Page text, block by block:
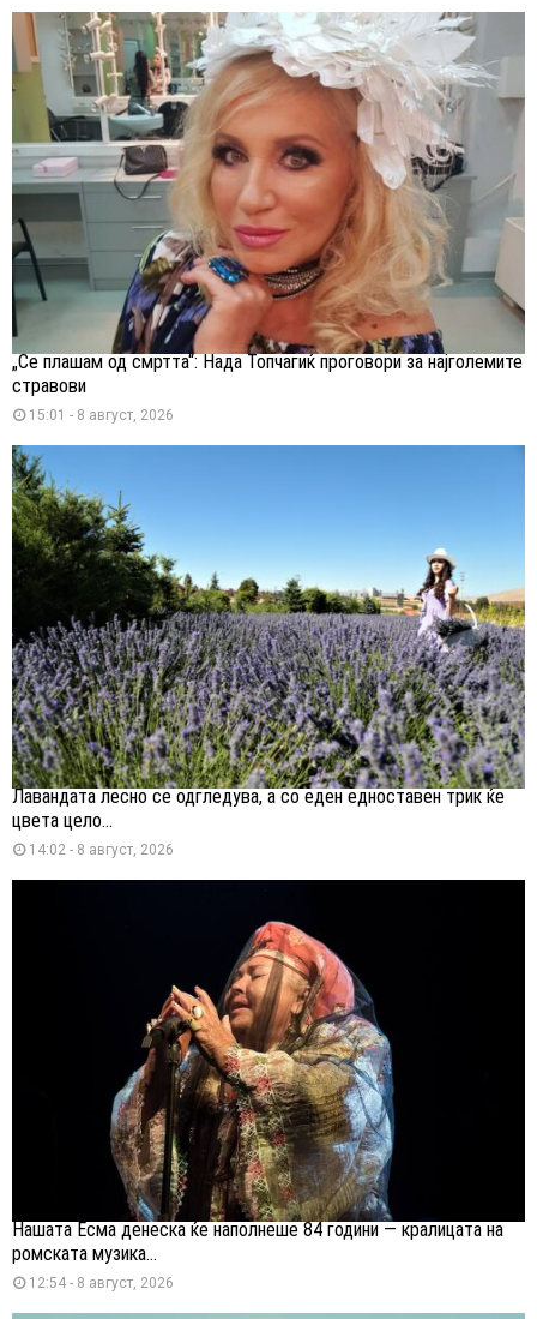
„Се плашам од смртта“: Нада Топчагиќ проговори за најголемите
стравови
15:01 - 8 август, 2026
Лавандата лесно се одгледува, а со еден едноставен трик ќе
цвета цело...
14:02 - 8 август, 2026
Нашата Есма денеска ќе наполнеше 84 години — кралицата на
ромската музика...
12:54 - 8 август, 2026